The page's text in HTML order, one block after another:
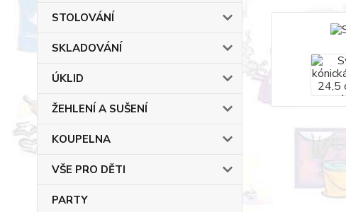
STOLOVÁNÍ
SKLADOVÁNÍ
ÚKLID
ŽEHLENÍ A SUŠENÍ
KOUPELNA
VŠE PRO DĚTI
PARTY